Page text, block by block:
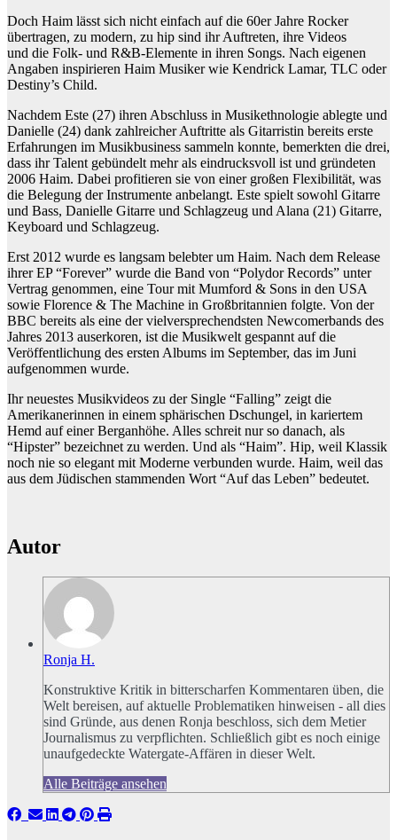
Doch Haim lässt sich nicht einfach auf die 60er Jahre Rocker
übertragen, zu modern, zu hip sind ihr Auftreten, ihre Videos
und die Folk- und R&B-Elemente in ihren Songs. Nach eigenen
Angaben inspirieren Haim Musiker wie Kendrick Lamar, TLC oder
Destiny’s Child.
Nachdem Este (27) ihren Abschluss in Musikethnologie ablegte und
Danielle (24) dank zahlreicher Auftritte als Gitarristin bereits erste
Erfahrungen im Musikbusiness sammeln konnte, bemerkten die drei,
dass ihr Talent gebündelt mehr als eindrucksvoll ist und gründeten
2006 Haim. Dabei profitieren sie von einer großen Flexibilität, was
die Belegung der Instrumente anbelangt. Este spielt sowohl Gitarre
und Bass, Danielle Gitarre und Schlagzeug und Alana (21) Gitarre,
Keyboard und Schlagzeug.
Erst 2012 wurde es langsam belebter um Haim. Nach dem Release
ihrer EP “Forever” wurde die Band von “Polydor Records” unter
Vertrag genommen, eine Tour mit Mumford & Sons in den USA
sowie Florence & The Machine in Großbritannien folgte. Von der
BBC bereits als eine der vielversprechendsten Newcomerbands des
Jahres 2013 auserkoren, ist die Musikwelt gespannt auf die
Veröffentlichung des ersten Albums im September, das im Juni
aufgenommen wurde.
Ihr neuestes Musikvideos zu der Single “Falling” zeigt die
Amerikanerinnen in einem sphärischen Dschungel, in kariertem
Hemd auf einer Berganhöhe. Alles schreit nur so danach, als
“Hipster” bezeichnet zu werden. Und als “Haim”. Hip, weil Klassik
noch nie so elegant mit Moderne verbunden wurde. Haim, weil das
aus dem Jüdischen stammenden Wort “Auf das Leben” bedeutet.
Autor
Ronja H.
Konstruktive Kritik in bitterscharfen Kommentaren üben, die
Welt bereisen, auf aktuelle Problematiken hinweisen - all dies
sind Gründe, aus denen Ronja beschloss, sich dem Metier
Journalismus zu verpflichten. Schließlich gibt es noch einige
unaufgedeckte Watergate-Affären in dieser Welt.
Alle Beiträge ansehen